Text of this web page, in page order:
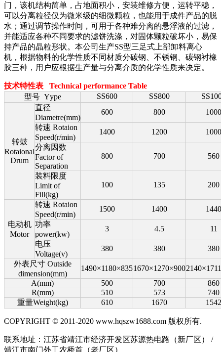
门，该机结构简单，占地面积小，安装维修方便，运转平稳，
可以分离粒径仅为微米级的细微颗粒，也能用于成件产品的脱
水；通过调节操作时间，可用于各种难分离的悬浮液的过滤，
并能适应各种不同要求的滤饼洗涤，对固体颗粒破坏小，易保
持产品的晶粒形状。本公司生产SS型三足式上部卸料离心
机，根据物料的化学性质不同材质分碳钢、不锈钢、碳钢衬橡
胶三种，用户应根据生产量与分离介质的化学性质来决定。
技术特性表 Technical performance Table
型号 Yype
SS600 SS800
转鼓
Rotaional
Drum
直径
Diametre(mm)
600 800
1000
转速 Rotaion
Speed(r/min)
1400 1200
1000
分离因数
Factor of
Separation
800 700 560
装料限度
Limit of
Fill(kg)
100 135 200
电动机
Motor
转速 Rotaion
Speed(r/min)
1500 1400
1440
功率
power(kw)
3 4.5
11
电压
Voltage(v)
380 380
380
外表尺寸 Outside
dimension(mm)
1490×1180×8351670×1270×900
A(mm)
500 700
860
R(mm)
510 573
740
重量Weight(kg)
610 1670 1542
COPYRIGHT © 2011-2020 www.hqszw1688.com 版权所有.
联系地址：江苏省靖江市经济开发区苏源热电路（新厂区） /
靖江市南门外工农桥首（老厂区）